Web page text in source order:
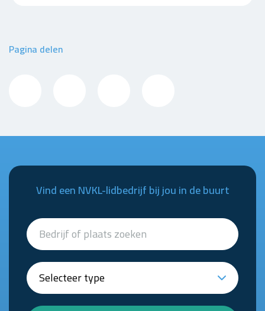
Pagina delen
Vind een NVKL-lidbedrijf bij jou in de buurt